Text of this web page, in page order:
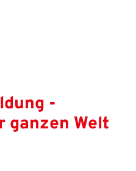
-
ganzen Welt